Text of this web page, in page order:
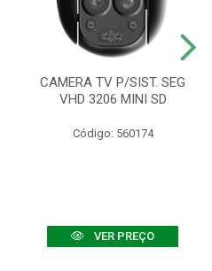
CAMERA TV P/SIST. SEG
VHD 3206 MINI SD
Código: 560174
VER PREÇO